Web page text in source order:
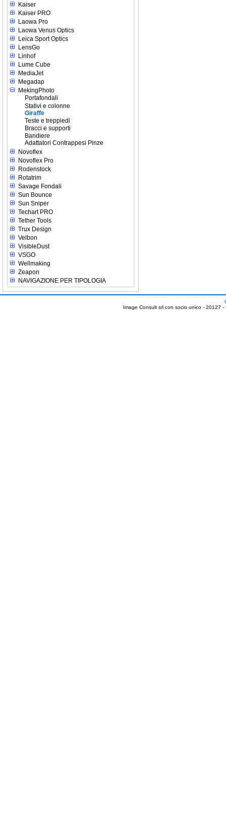
Kaiser
Kaiser PRO
Laowa Pro
Laowa Venus Optics
Leica Sport Optics
LensGo
Linhof
Lume Cube
MediaJet
Megadap
MekingPhoto
Portafondali
Stativi e colonne
Giraffe
Teste e treppiedi
Bracci e supporti
Bandiere
Adattatori Contrappesi Pinze
Novoflex
Novoflex Pro
Rodenstock
Rotatrim
Savage Fondali
Sun Bounce
Sun Sniper
Techart PRO
Tether Tools
Trux Design
Velbon
VisibleDust
VSGO
Wellmaking
Zeapon
NAVIGAZIONE PER TIPOLOGIA
Image Consult srl con socio unico - 20127